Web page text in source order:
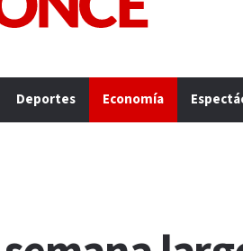
Deportes Economía